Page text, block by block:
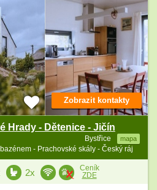
Hrady - Dětenice - Jičín
Bystřice mapa
- Prachovské skály - Český ráj
Zobrazit kontakty
2x
Ceník
ZDE